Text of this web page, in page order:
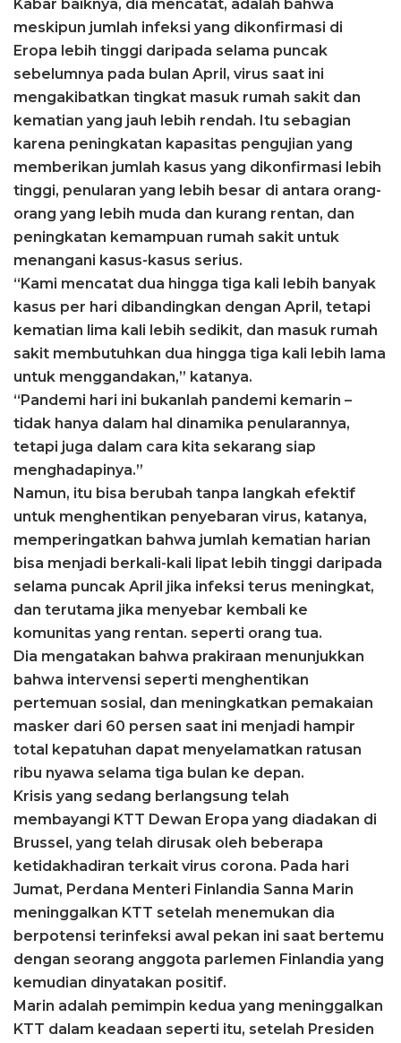
Kabar baiknya, dia mencatat, adalah bahwa
meskipun jumlah infeksi yang dikonfirmasi di
Eropa lebih tinggi daripada selama puncak
sebelumnya pada bulan April, virus saat ini
mengakibatkan tingkat masuk rumah sakit dan
kematian yang jauh lebih rendah. Itu sebagian
karena peningkatan kapasitas pengujian yang
memberikan jumlah kasus yang dikonfirmasi lebih
tinggi, penularan yang lebih besar di antara orang-
orang yang lebih muda dan kurang rentan, dan
peningkatan kemampuan rumah sakit untuk
menangani kasus-kasus serius.
“Kami mencatat dua hingga tiga kali lebih banyak
kasus per hari dibandingkan dengan April, tetapi
kematian lima kali lebih sedikit, dan masuk rumah
sakit membutuhkan dua hingga tiga kali lebih lama
untuk menggandakan,” katanya.
“Pandemi hari ini bukanlah pandemi kemarin –
tidak hanya dalam hal dinamika penularannya,
tetapi juga dalam cara kita sekarang siap
menghadapinya.”
Namun, itu bisa berubah tanpa langkah efektif
untuk menghentikan penyebaran virus, katanya,
memperingatkan bahwa jumlah kematian harian
bisa menjadi berkali-kali lipat lebih tinggi daripada
selama puncak April jika infeksi terus meningkat,
dan terutama jika menyebar kembali ke
komunitas yang rentan. seperti orang tua.
Dia mengatakan bahwa prakiraan menunjukkan
bahwa intervensi seperti menghentikan
pertemuan sosial, dan meningkatkan pemakaian
masker dari 60 persen saat ini menjadi hampir
total kepatuhan dapat menyelamatkan ratusan
ribu nyawa selama tiga bulan ke depan.
Krisis yang sedang berlangsung telah
membayangi KTT Dewan Eropa yang diadakan di
Brussel, yang telah dirusak oleh beberapa
ketidakhadiran terkait virus corona. Pada hari
Jumat, Perdana Menteri Finlandia Sanna Marin
meninggalkan KTT setelah menemukan dia
berpotensi terinfeksi awal pekan ini saat bertemu
dengan seorang anggota parlemen Finlandia yang
kemudian dinyatakan positif.
Marin adalah pemimpin kedua yang meninggalkan
KTT dalam keadaan seperti itu, setelah Presiden